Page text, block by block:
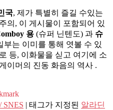
국, 제가 특별히 즐길 수있는
의, 이 게시물이 포함되어 있
용 (슈퍼 닌텐도) 과 슈
부는 이미를 통해 엿볼 수 있
등, 이화물을 싣고 여기에 소
이머의 진동 화음의 역사 .
SNES | 태그가 지정된 알라딘